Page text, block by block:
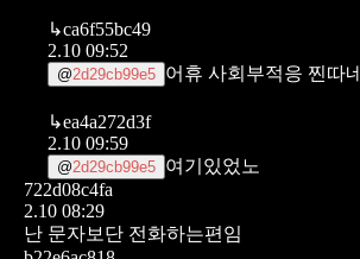
↳ca6f55bc49
2.10 09:52
@2d29cb99e5 어휴 사회부적응 찐따네
↳ea4a272d3f
2.10 09:59
@2d29cb99e5 여기있었노
722d08c4fa
2.10 08:29
난 문자보단 전화하는편임